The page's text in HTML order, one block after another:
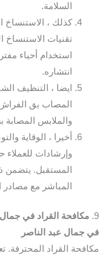
السلامة.
كذلك ،
تقنيات
استخدام أحياء
انتشاره.
ايضا ، التنظيف
المصاب بق
والملابس
أخيرا ، الوقاية
وإرشادات
المستقبل. يتضمن
المباشر مع مصادر
9. مكافحة القراد في
في جمال عبد الناصر
مكافحة القراد